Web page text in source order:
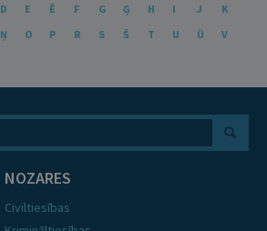
D E Ē F G Ģ H I J
K
Ņ O P R S Š T U Ū
V
NOZARES
Civiltiesības